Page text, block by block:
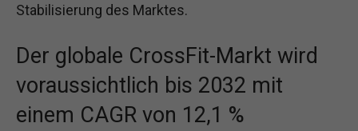
Stabilisierung des Marktes.
Der globale CrossFit-Markt wird
voraussichtlich bis 2032 mit
einem CAGR von 12,1 %